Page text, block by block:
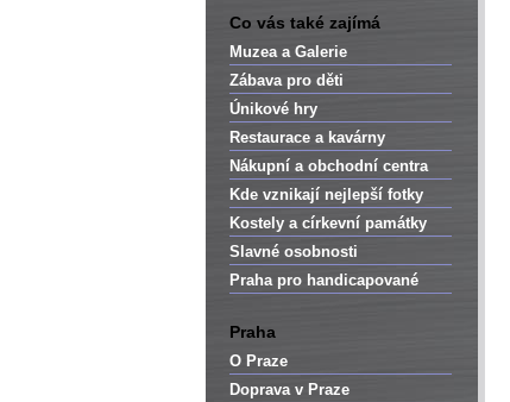
Co vás také zajímá
Muzea a Galerie
Zábava pro děti
Únikové hry
Restaurace a kavárny
Nákupní a obchodní centra
Kde vznikají nejlepší fotky
Kostely a církevní památky
Slavné osobnosti
Praha pro handicapované
Praha
O Praze
Doprava v Praze